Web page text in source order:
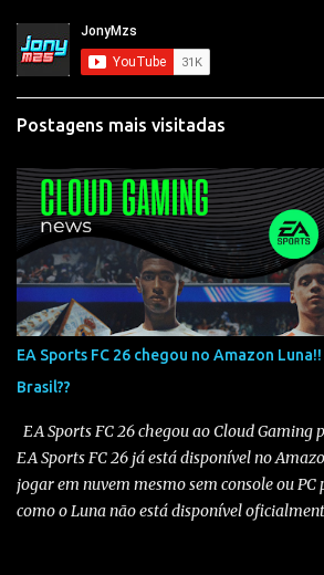
Postagens mais visitadas
EA Sports FC 26 chegou no Amazon
Brasil??
EA Sports FC 26 chegou ao Cloud Gaming
EA Sports FC 26 já está disponível no
jogar em nuvem mesmo sem console ou PC
como o Luna não está disponível